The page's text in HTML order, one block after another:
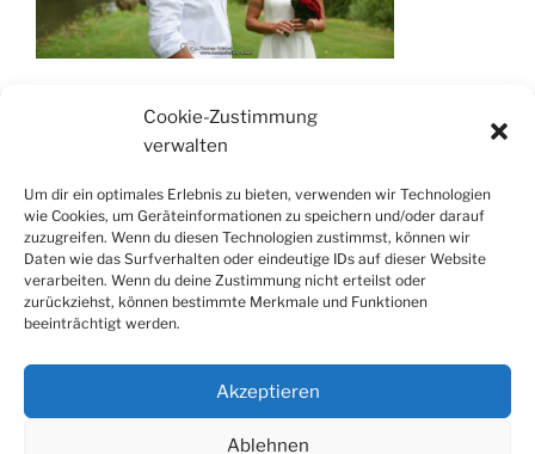
Cookie-Zustimmung
verwalten
Um dir ein optimales Erlebnis zu bieten, verwenden wir Technologien
wie Cookies, um Geräteinformationen zu speichern und/oder darauf
zuzugreifen. Wenn du diesen Technologien zustimmst, können wir
Daten wie das Surfverhalten oder eindeutige IDs auf dieser Website
verarbeiten. Wenn du deine Zustimmung nicht erteilst oder
zurückziehst, können bestimmte Merkmale und Funktionen
beeinträchtigt werden.
Akzeptieren
Ablehnen
www.thkraemer.de
www.tosuverbindet.de